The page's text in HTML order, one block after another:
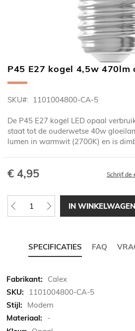
Ga
naar
begin
de
afbeeldingen-
gallerij
P45 E27 kogel 4,5w 470lm
SKU 1101004800-CA-5
De P45 E27 kogel LED opaal
staat tot de ouderwetse 40w
lumen in warmwit (2700K) en is
€ 4,95 Schrijf de
IN WINKELWAGEN
SPECIFICATIES FAQ
Meer
informatie
Calex
1101004800-CA-5
Modern
-